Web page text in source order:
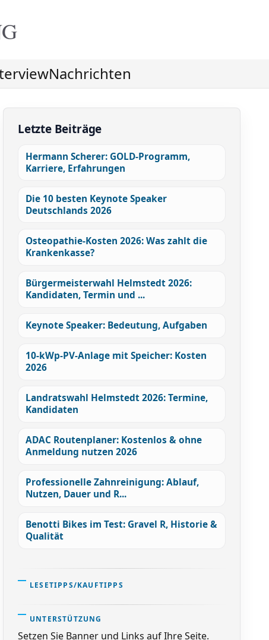
Nachrichten
Letzte Beiträge
Hermann Scherer: GOLD-Programm,
Karriere, Erfahrungen
Die 10 besten Keynote Speaker
Deutschlands 2026
Osteopathie-Kosten 2026: Was zahlt die
Krankenkasse?
Bürgermeisterwahl Helmstedt 2026:
Kandidaten, Termin und ...
Keynote Speaker: Bedeutung, Aufgaben
10-kWp-PV-Anlage mit Speicher: Kosten
2026
Landratswahl Helmstedt 2026: Termine,
Kandidaten
ADAC Routenplaner: Kostenlos & ohne
Anmeldung nutzen 2026
Professionelle Zahnreinigung: Ablauf,
Nutzen, Dauer und R...
Benotti Bikes im Test: Gravel R, Historie &
Qualität
LESETIPPS/KAUFTIPPS
UNTERSTÜTZUNG
Setzen Sie Banner und Links auf Ihre Seite.